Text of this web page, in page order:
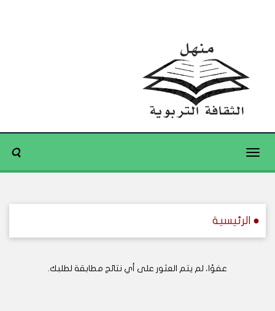
Toggle
● الرئيسية
عفوًا، لم يتم العثور على أي نتائج مطابقة لطلبك.